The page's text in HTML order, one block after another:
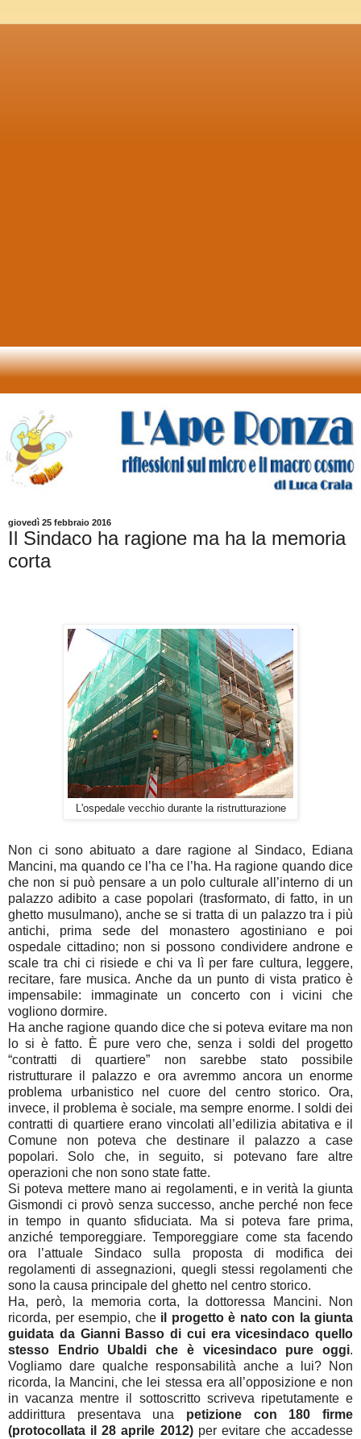
giovedì 25 febbraio 2016
Il Sindaco ha ragione ma ha la memoria
corta
L'ospedale vecchio durante la ristrutturazione
Non ci sono abituato a dare ragione al Sindaco, Ediana
Mancini, ma quando ce l’ha ce l’ha. Ha ragione quando dice
che non si può pensare a un polo culturale all’interno di un
palazzo adibito a case popolari (trasformato, di fatto, in un
ghetto musulmano), anche se si tratta di un palazzo tra i più
antichi, prima sede del monastero agostiniano e poi
ospedale cittadino; non si possono condividere androne e
scale tra chi ci risiede e chi va lì per fare cultura, leggere,
recitare, fare musica. Anche da un punto di vista pratico è
impensabile: immaginate un concerto con i vicini che
vogliono dormire.
Ha anche ragione quando dice che si poteva evitare ma non
lo si è fatto. È pure vero che, senza i soldi del progetto
“contratti di quartiere” non sarebbe stato possibile
ristrutturare il palazzo e ora avremmo ancora un enorme
problema urbanistico nel cuore del centro storico. Ora,
invece, il problema è sociale, ma sempre enorme. I soldi dei
contratti di quartiere erano vincolati all’edilizia abitativa e il
Comune non poteva che destinare il palazzo a case
popolari. Solo che, in seguito, si potevano fare altre
operazioni che non sono state fatte.
Si poteva mettere mano ai regolamenti, e in verità la giunta
Gismondi ci provò senza successo, anche perché non fece
in tempo in quanto sfiduciata. Ma si poteva fare prima,
anziché temporeggiare. Temporeggiare come sta facendo
ora l’attuale Sindaco sulla proposta di modifica dei
regolamenti di assegnazioni, quegli stessi regolamenti che
sono la causa principale del ghetto nel centro storico.
Ha, però, la memoria corta, la dottoressa Mancini. Non
ricorda, per esempio, che il progetto è nato con la giunta
guidata da Gianni Basso di cui era vicesindaco quello
stesso Endrio Ubaldi che è vicesindaco pure oggi.
Vogliamo dare qualche responsabilità anche a lui? Non
ricorda, la Mancini, che lei stessa era all’opposizione e non
in vacanza mentre il sottoscritto scriveva ripetutamente e
addirittura presentava una petizione con 180 firme
(protocollata il 28 aprile 2012)per evitare che accadesse